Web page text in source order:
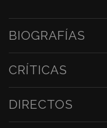
BIOGRAFÍAS
CRÍTICAS
DIRECTOS